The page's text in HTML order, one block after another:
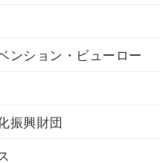
ンション・ビューロー
振興財団